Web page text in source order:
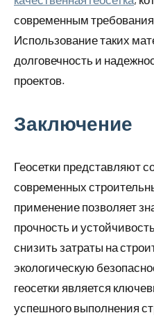
современным
Использование таких
долговечность и
проектов.
Заключение
Геосетки представляют
современных
применение позволяет
прочность и
снизить затраты на
экологическую
геосетки является
успешного выполнения